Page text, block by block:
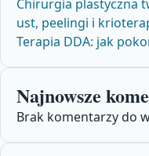
Chirurgia plastyczna
ust, peelingi i
Terapia DDA: jak
Najnowsze
Brak komentarzy do